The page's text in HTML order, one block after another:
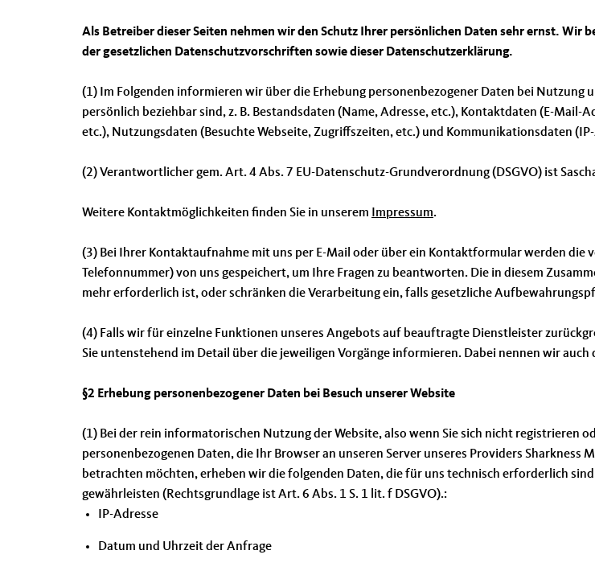
Als Betreiber dieser Seiten nehmen wir den Schutz Ihrer persönlichen Daten sehr ernst. Wir
der gesetzlichen Datenschutzvorschriften sowie dieser Datenschutzerklärung.
(1) Im Folgenden informieren wir über die Erhebung personenbezogener Daten bei Nutzung
persönlich beziehbar sind, z. B. Bestandsdaten (Name, Adresse, etc.), Kontaktdaten (E-Mail-
etc.), Nutzungsdaten (Besuchte Webseite, Zugriffszeiten, etc.) und Kommunikationsdaten
(2) Verantwortlicher gem. Art. 4 Abs. 7 EU-Datenschutz-Grundverordnung (DSGVO) ist
Weitere Kontaktmöglichkeiten finden Sie in unserem Impressum.
(3) Bei Ihrer Kontaktaufnahme mit uns per E-Mail oder über ein Kontaktformular werden
Telefonnummer) von uns gespeichert, um Ihre Fragen zu beantworten. Die in diesem
mehr erforderlich ist, oder schränken die Verarbeitung ein, falls gesetzliche
(4) Falls wir für einzelne Funktionen unseres Angebots auf beauftragte Dienstleister
Sie untenstehend im Detail über die jeweiligen Vorgänge informieren. Dabei nennen wir
§2 Erhebung personenbezogener Daten bei Besuch unserer Website
(1) Bei der rein informatorischen Nutzung der Website, also wenn Sie sich nicht
personenbezogenen Daten, die Ihr Browser an unseren Server unseres Providers Sharkness
betrachten möchten, erheben wir die folgenden Daten, die für uns technisch erforderlich
gewährleisten (Rechtsgrundlage ist Art. 6 Abs. 1 S. 1 lit. f DSGVO).:
IP-Adresse
Datum und Uhrzeit der Anfrage